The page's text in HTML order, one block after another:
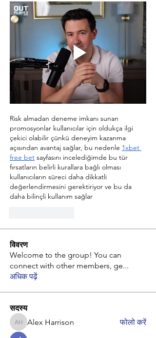
Risk almadan deneme imkanı sunan
promosyonlar kullanıcılar için oldukça ilgi
çekici olabilir çünkü deneyim kazanma
açısından avantaj sağlar, bu nedenle 1xbet
free bet sayfasını incelediğimde bu tür
fırsatların belirli kurallara bağlı olması
kullanıcıların süreci daha dikkatli
değerlendirmesini gerektiriyor ve bu da
daha bilinçli kullanım sağlar
विवरण
Welcome to the group! You can
connect with other members, ge...
अधिक पढ़ें
सदस्य
Alex Harrison
Alex Harrison फोलो करें